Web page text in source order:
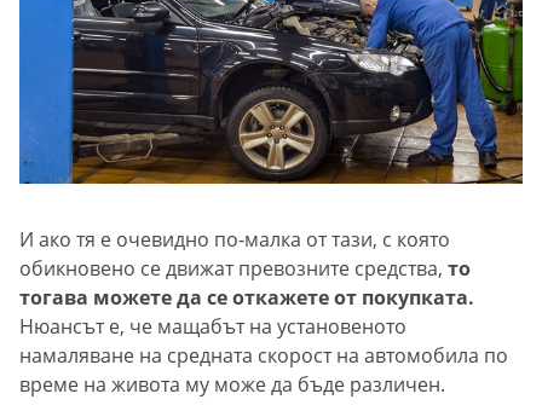
И ако тя е очевидно по-малка от тази, с която
обикновено се движат превозните средства, то
тогава можете да се откажете от покупката.
Нюансът е, че мащабът на установеното
намаляване на средната скорост на автомобила по
време на живота му може да бъде различен.